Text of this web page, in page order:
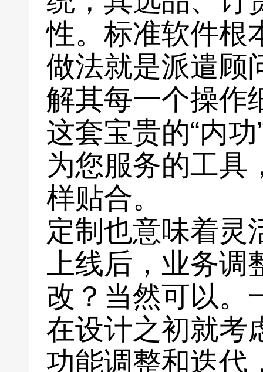
性。标准软件根
做法就是派遣顾
解其每一个操作
这套宝贵的“内
为您服务的工具
样贴合。
定制也意味着灵
上线后，业务
改？当然可以。
在设计之初就考
功能调整和迭代